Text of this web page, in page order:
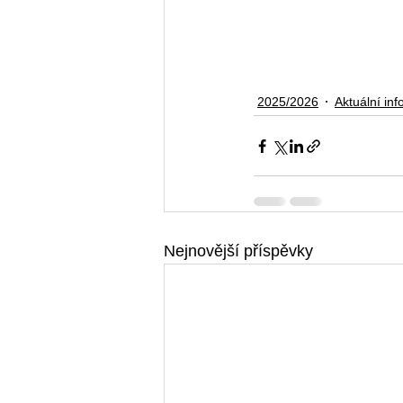
2025/2026 Aktuální
Nejnovější příspěvky